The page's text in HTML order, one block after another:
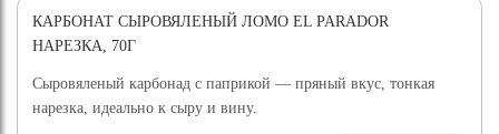
КАРБОНАТ СЫРОВЯЛЕНЫЙ ЛОМО EL PARADOR
НАРЕЗКА, 70Г
Сыровяленый карбонад с паприкой — пряный вкус, тонкая
нарезка, идеально к сыру и вину.